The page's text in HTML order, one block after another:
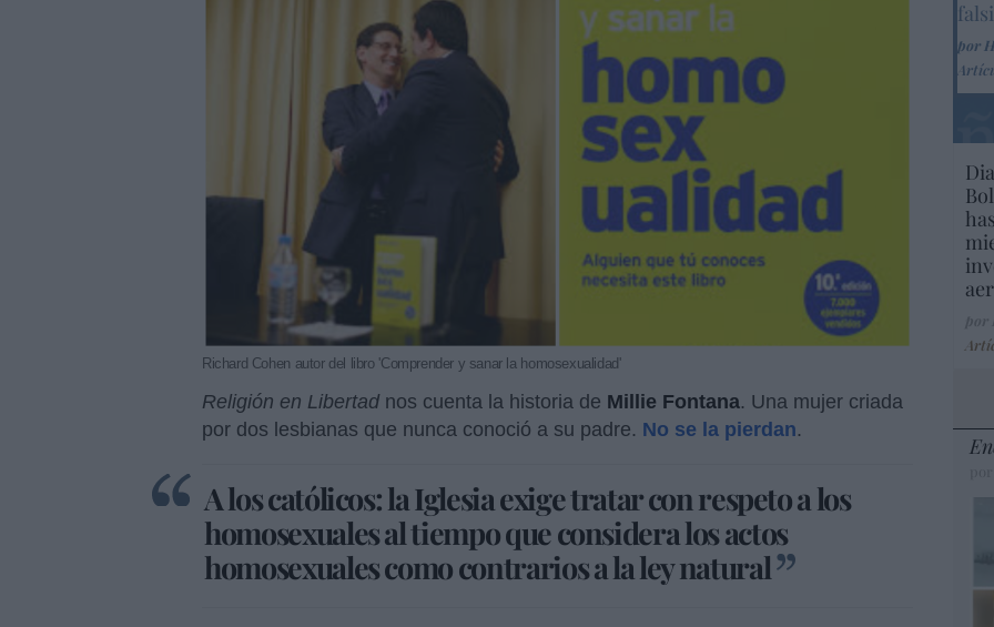
Richard Cohen autor del libro 'Comprender y sanar la homosexualidad'
Religión en Libertad nos cuenta la historia de Millie Fontana. Una mujer criada
por dos lesbianas que nunca conoció a su padre. No se la pierdan.
A los católicos: la Iglesia exige tratar con respeto a los
homosexuales al tiempo que considera los actos
homosexuales como contrarios a la ley natural
por